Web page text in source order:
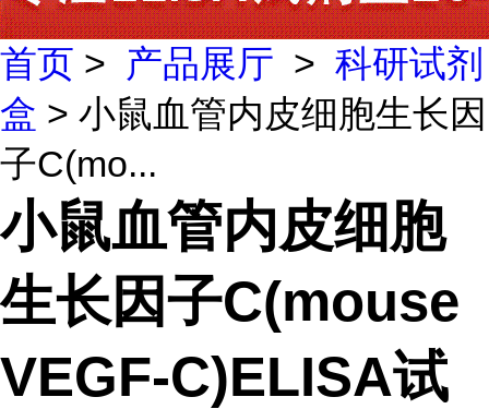
首页 > 产品展厅 > 科研试剂
盒 > 小鼠血管内皮细胞生长因
子C(mo...
小鼠血管内皮细胞
生长因子C(mouse
VEGF-C)ELISA试